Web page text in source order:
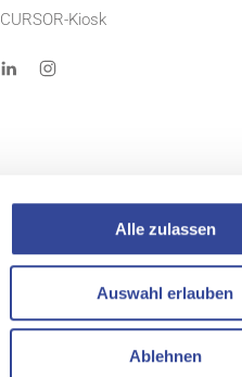
Alle zulassen
Auswahl erlauben
Ablehnen
CURSOR-Kiosk
Sitemap